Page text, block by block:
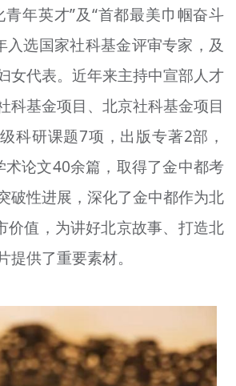
基金
+
年英才”及“首都最美巾帼奋斗
入选国家社科基金评审专家，及
女代表。近年来主持中宣部人才
科基金项目、北京社科基金项目
科研课题7项，出版专著2部，
论文40余篇，取得了金中都考
破性进展，深化了金中都作为北
价值，为讲好北京故事、打造北
供了重要素材。